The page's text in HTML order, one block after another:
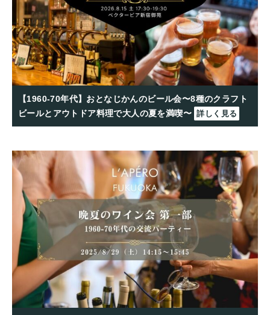
【1960-70年代】おとなじかんのビール会〜8種のクラフト
ビールとアウトドア料理で大人の夏を満喫〜 詳しく見る